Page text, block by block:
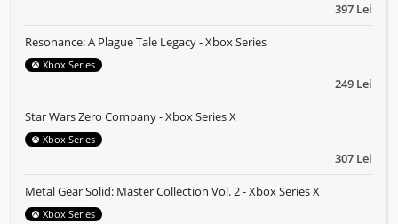
397 Lei
249 Lei
Resonance: A Plague Tale Legacy - Xbox Series
Xbox Series
307 Lei
Star Wars Zero Company - Xbox Series X
Xbox Series
Metal Gear Solid: Master Collection Vol. 2 - Xbox Series X
Xbox Series